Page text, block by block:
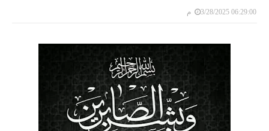
3/28/2025 06:29:00 م